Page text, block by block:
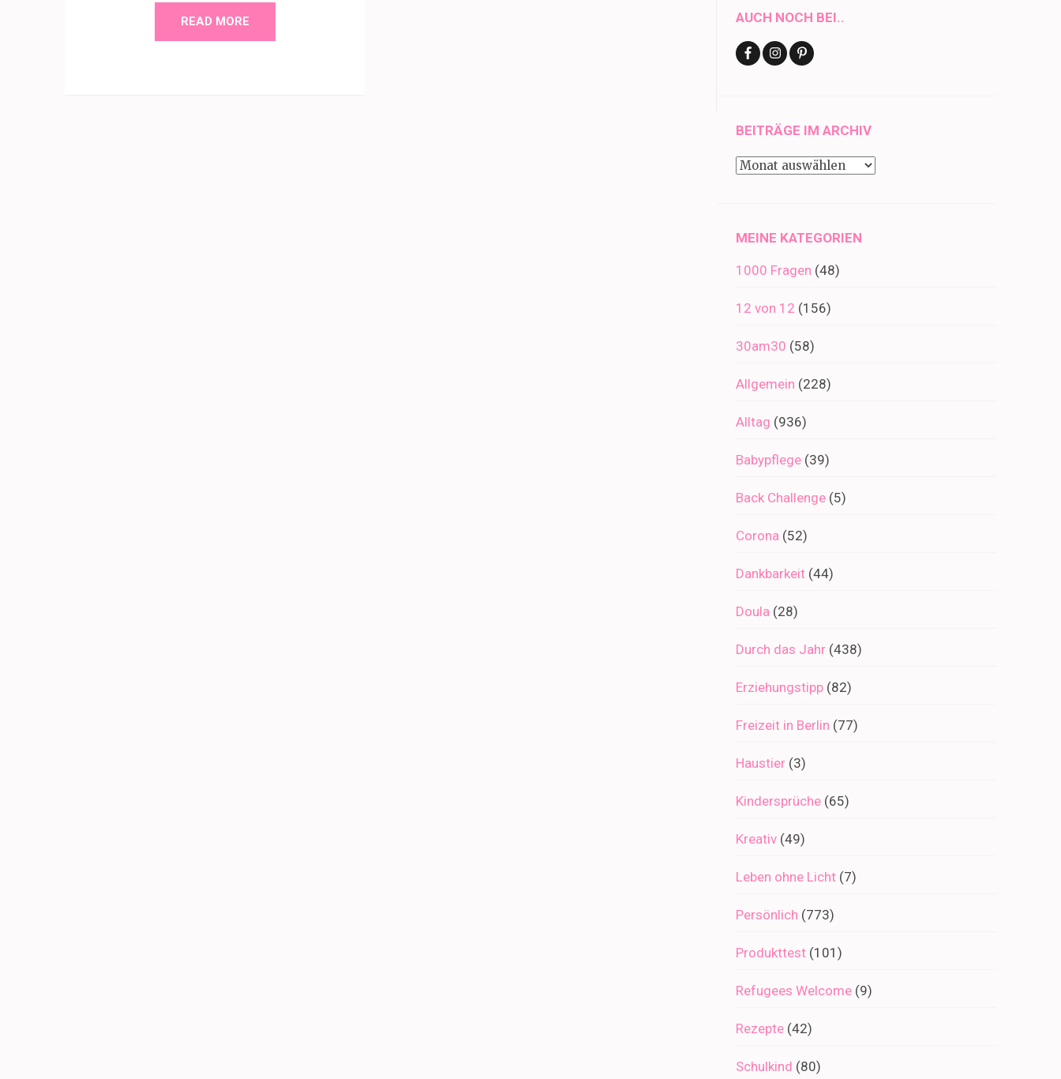
READ MORE AUCH NOCH BEI..
BEITRÄGE IM ARCHIV
Beiträge
MEINE KATEGORIEN
1000 Fragen (48)
12 von 12 (156)
30am30 (58)
Allgemein (228)
Alltag (936)
Babypflege (39)
Back Challenge (5)
Corona (52)
Dankbarkeit (44)
Doula (28)
Durch das Jahr (438)
Erziehungstipp (82)
Freizeit in Berlin (77)
Haustier (3)
Kindersprüche (65)
Kreativ (49)
Leben ohne Licht (7)
Persönlich (773)
Produkttest (101)
Refugees Welcome (9)
Rezepte (42)
Schulkind (80)